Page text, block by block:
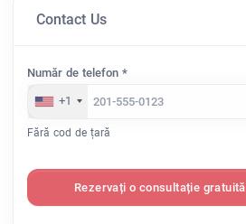
Contact Us
Număr de telefon *
+1
Fără cod de țară
Rezervați o consultație gratuită